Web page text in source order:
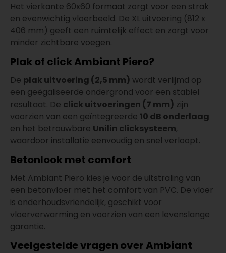
Het vierkante 60x60 formaat zorgt voor een strak
en evenwichtig vloerbeeld. De XL uitvoering (812 x
406 mm) geeft een ruimtelijk effect en zorgt voor
minder zichtbare voegen.
Plak of click Ambiant Piero?
De plak uitvoering (2,5 mm) wordt verlijmd op
een geëgaliseerde ondergrond voor een stabiel
resultaat. De click uitvoeringen (7 mm) zijn
voorzien van een geïntegreerde 10 dB onderlaag
en het betrouwbare Unilin clicksysteem,
waardoor installatie eenvoudig en snel verloopt.
Betonlook met comfort
Met Ambiant Piero kies je voor de uitstraling van
een betonvloer met het comfort van PVC. De vloer
is onderhoudsvriendelijk, geschikt voor
vloerverwarming en voorzien van een levenslange
garantie.
Veelgestelde vragen over Ambiant